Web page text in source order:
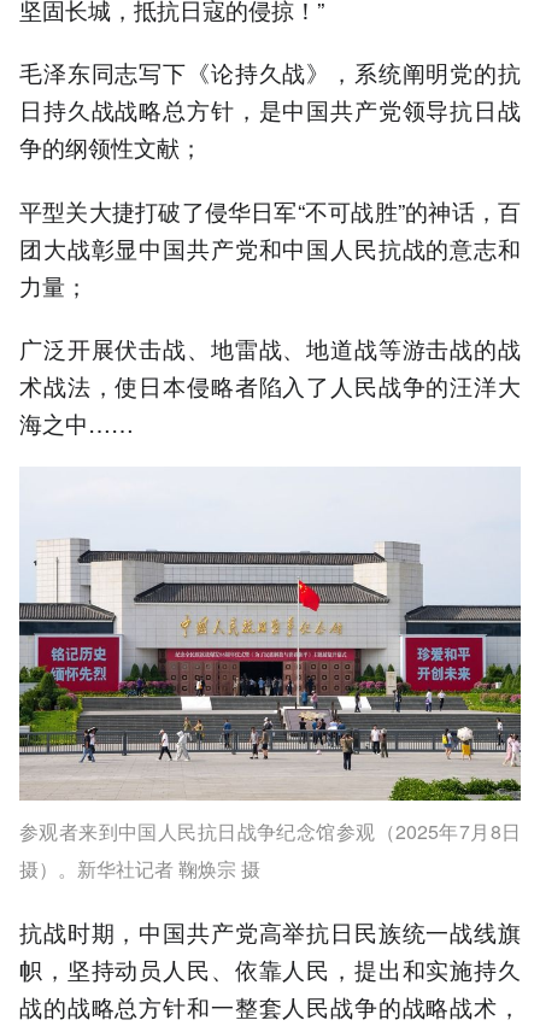
坚固长城，抵抗日寇的侵掠！”
毛泽东同志写下《论持久战》，系统阐明党的抗
日持久战战略总方针，是中国共产党领导抗日战
争的纲领性文献；
平型关大捷打破了侵华日军“不可战胜”的神话，百
团大战彰显中国共产党和中国人民抗战的意志和
力量；
广泛开展伏击战、地雷战、地道战等游击战的战
术战法，使日本侵略者陷入了人民战争的汪洋大
海之中……
参观者来到中国人民抗日战争纪念馆参观（2025年7月8日
摄）。新华社记者 鞠焕宗 摄
抗战时期，中国共产党高举抗日民族统一战线旗
帜，坚持动员人民、依靠人民，提出和实施持久
战的战略总方针和一整套人民战争的战略战术，